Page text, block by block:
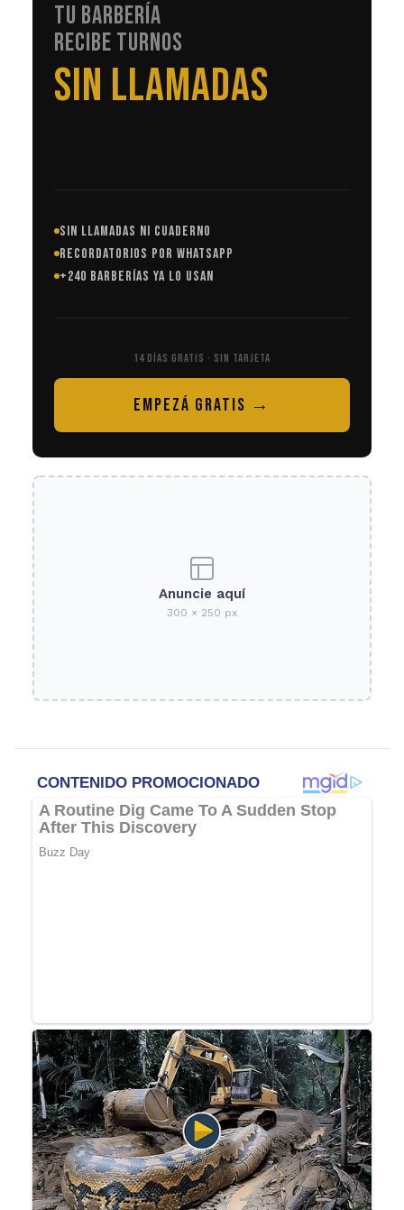
TU BARBERÍA
RECIBE TURNOS
EN AUTOMÁTICO
SIN LLAMADAS NI CUADERNO
RECORDATORIOS POR WHATSAPP
+240 BARBERÍAS YA LO USAN
14 DÍAS GRATIS · SIN TARJETA
EMPEZÁ GRATIS →
Anuncie aquí
300 × 250 px